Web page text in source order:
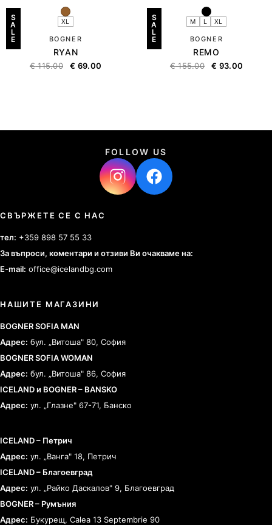
S
A
L
E
XL
BOGNER
RYAN
€115.00 € 69.00
S
A
L
E
M L XL
BOGNER
REMO
€155.00 € 93.00
FOLLOW US
СВЪРЖЕТЕ СЕ С НАС
тел: +359 898 57 55 33
За въпроси, коментари и отзиви Ви очакваме на:
E-mail: office@icelandbg.com
НАШИТЕ МАГАЗИНИ
BOGNER SOFIA MAN
Адрес: бул. „Витоша" 80, София
BOGNER SOFIA WOMAN
Адрес: бул. „Витоша" 86, София
ICELAND и BOGNER – BANSKO
Адрес: ул. „Глазне" 67-71, Банско
ICELAND – Петрич
Адрес: ул. „Ванга" 18, Петрич
ICELAND – Благоевград
Адрес: ул. „Райко Даскалов" 9, Благоевград
BOGNER – Румъния
Адрес: Букурещ, Calea 13 Septembrie 90